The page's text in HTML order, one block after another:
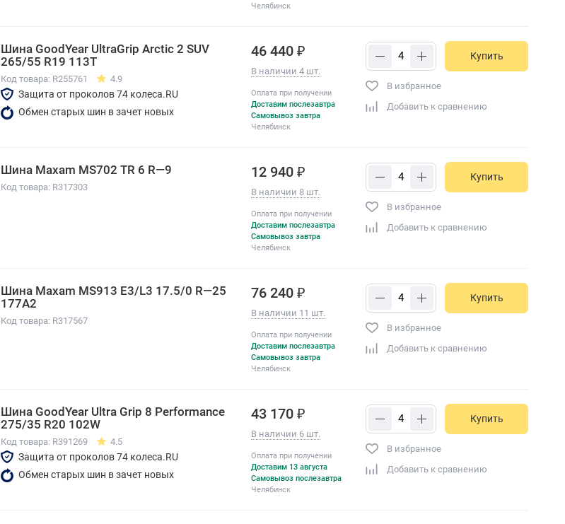
Челябинск
Шина GoodYear UltraGrip Arctic 2 SUV
265/55 R19 113T
Код товара: R255761 4.9
Защита от проколов 74 колеса.RU
Обмен старых шин в зачет новых
46 440 ₽
В наличии 4 шт.
Оплата при получении
Доставим послезавтра
Самовывоз завтра
Челябинск
Купить
В избранное
Добавить к сравнению
Шина Maxam MS702 TR 6 R—9
Код товара: R317303
12 940 ₽
В наличии 8 шт.
Оплата при получении
Доставим послезавтра
Самовывоз завтра
Челябинск
Купить
В избранное
Добавить к сравнению
Шина Maxam MS913 E3/L3 17.5/0 R—25
177A2
Код товара: R317567
76 240 ₽
В наличии 11 шт.
Оплата при получении
Доставим послезавтра
Самовывоз завтра
Челябинск
Купить
В избранное
Добавить к сравнению
Шина GoodYear Ultra Grip 8 Performance
275/35 R20 102W
Код товара: R391269 4.5
Защита от проколов 74 колеса.RU
Обмен старых шин в зачет новых
43 170 ₽
В наличии 6 шт.
Оплата при получении
Доставим 13 августа
Самовывоз послезавтра
Челябинск
Купить
В избранное
Добавить к сравнению